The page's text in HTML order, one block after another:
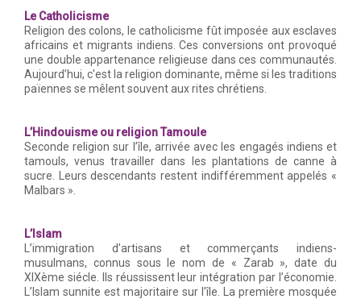
Le Catholicisme
Religion des colons, le catholicisme fût imposée aux esclaves
africains et migrants indiens. Ces conversions ont provoqué
une double appartenance religieuse dans ces communautés.
Aujourd’hui, c'est la religion dominante, même si les traditions
païennes se mêlent souvent aux rites chrétiens.
L’Hindouisme ou religion Tamoule
Seconde religion sur l’île, arrivée avec les engagés indiens et
tamouls, venus travailler dans les plantations de canne à
sucre. Leurs descendants restent indifféremment appelés «
Malbars ».
L’Islam
L’immigration d’artisans et commerçants indiens-
musulmans, connus sous le nom de « Zarab », date du
XIXème siécle. Ils réussissent leur intégration par l’économie.
L’Islam sunnite est majoritaire sur l’île. La première mosquée